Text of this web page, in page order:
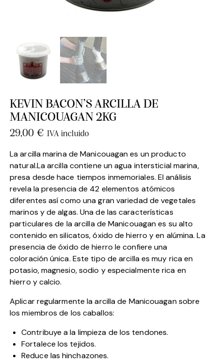
KEVIN BACON’S ARCILLA DE
MANICOUAGAN 2KG
29,00 € IVA incluido
La arcilla marina de Manicouagan es un producto
natural.La arcilla contiene un agua intersticial marina,
presa desde hace tiempos inmemoriales. El análisis
revela la presencia de 42 elementos atómicos
diferentes así como una gran variedad de vegetales
marinos y de algas. Una de las características
particulares de la arcilla de Manicouagan es su alto
contenido en silicatos, óxido de hierro y en alúmina. La
presencia de óxido de hierro le confiere una
coloración única. Este tipo de arcilla es muy rica en
potasio, magnesio, sodio y especialmente rica en
hierro y calcio.
Aplicar regularmente la arcilla de Manicouagan sobre
los miembros de los caballos:
Contribuye a la limpieza de los tendones.
Fortalece los tejidos.
Reduce las hinchazones.